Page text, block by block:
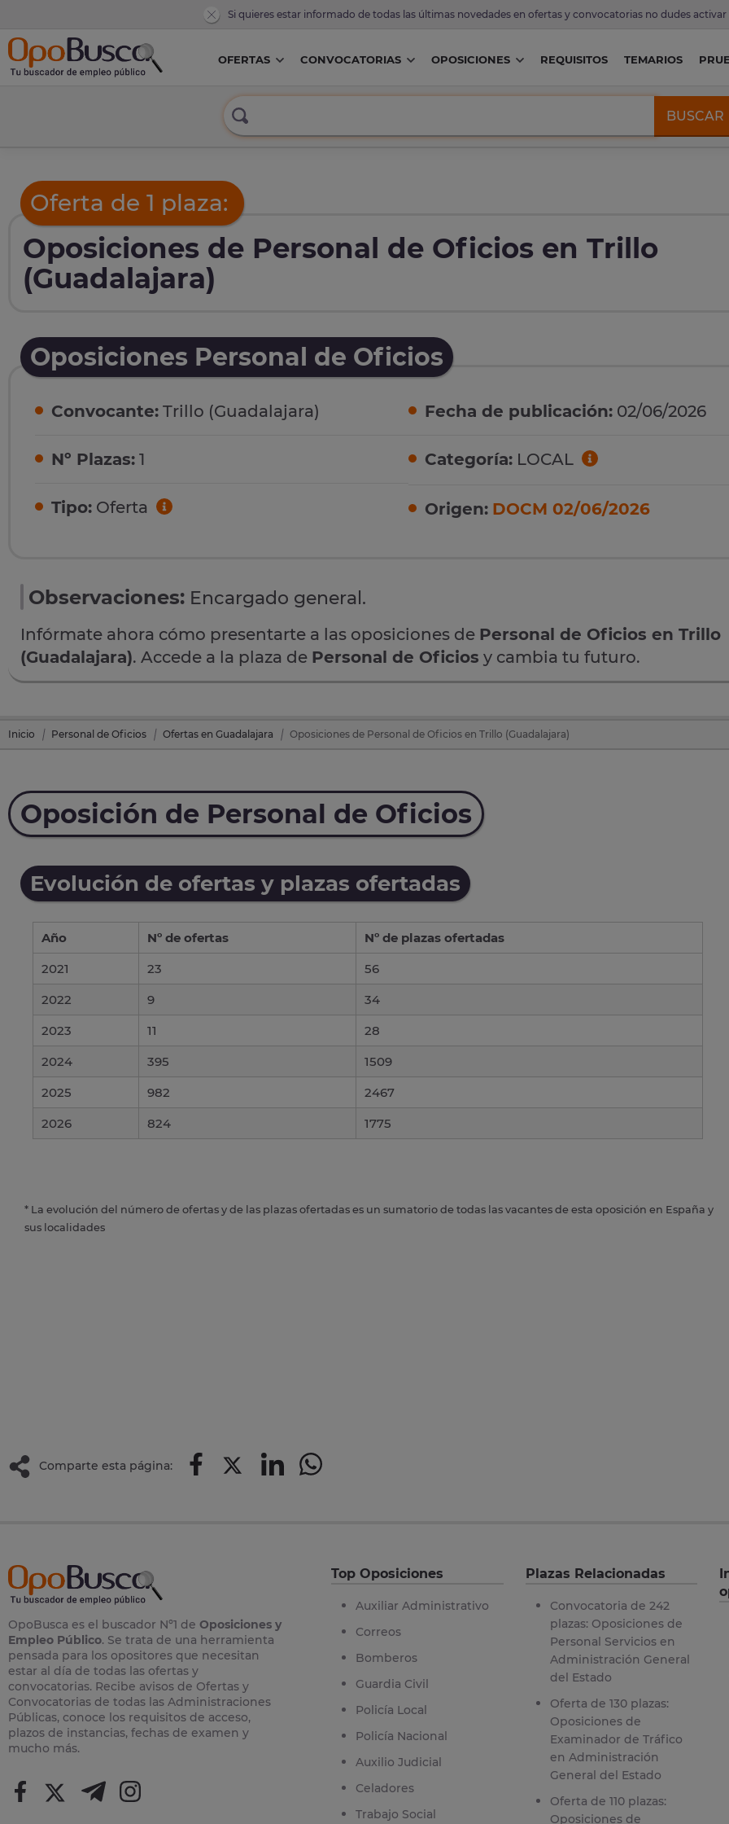
Si quieres estar informado de todas las últimas novedades en ofertas y convocatorias no dudes activar
OFERTAS CONVOCATORIAS OPOSICIONES REQUISITOS TEMARIOS
BUSCAR
Oferta de 1 plaza:
Oposiciones de Personal de Oficios en Trillo
(Guadalajara)
Oposiciones Personal de Oficios
Convocante: Trillo (Guadalajara)
Nº Plazas: 1
Tipo: Oferta
Fecha de publicación: 02/06/2026
Categoría: LOCAL
Origen: DOCM 02/06/2026
Observaciones: Encargado general.
Infórmate ahora cómo presentarte a las oposiciones de Personal de Oficios en Trillo
(Guadalajara). Accede a la plaza de Personal de Oficios y cambia tu futuro.
Inicio Personal de Oficios Ofertas en Guadalajara Oposiciones de Personal de Oficios en Trillo (Guadalajara)
Oposición de Personal de Oficios
Evolución de ofertas y plazas ofertadas
Año Nº de ofertas
Nº de plazas ofertadas
2021
23
56
2022
9
34
2023
11
28
2024
395
1509
2025
982
2467
2026
824 1775
* La evolución del número de ofertas y de las plazas ofertadas es un sumatorio de todas las vacantes de esta oposición en España y
sus localidades
Comparte esta página:
OpoBusca es el buscador Nº1 de Oposiciones y
Empleo Público. Se trata de una herramienta
pensada para los opositores que necesitan
estar al día de todas las ofertas y
convocatorias. Recibe avisos de Ofertas y
Convocatorias de todas las Administraciones
Públicas, conoce los requisitos de acceso,
plazos de instancias, fechas de examen y
mucho más.
Top Oposiciones
Auxiliar Administrativo
Correos
Bomberos
Guardia Civil
Policía Local
Policía Nacional
Auxilio Judicial
Celadores
Trabajo Social
Plazas Relacionadas
Convocatoria de 242
plazas: Oposiciones de
Personal Servicios en
Administración General
del Estado
Oferta de 130 plazas:
Oposiciones de
Examinador de Tráfico
en Administración
General del Estado
Oferta de 110 plazas:
Oposiciones de